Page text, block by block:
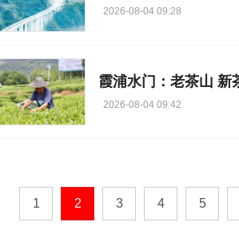
2026-08-04 09:28
霞浦水门：老茶山 新
2026-08-04 09:42
1 2 3 4 5